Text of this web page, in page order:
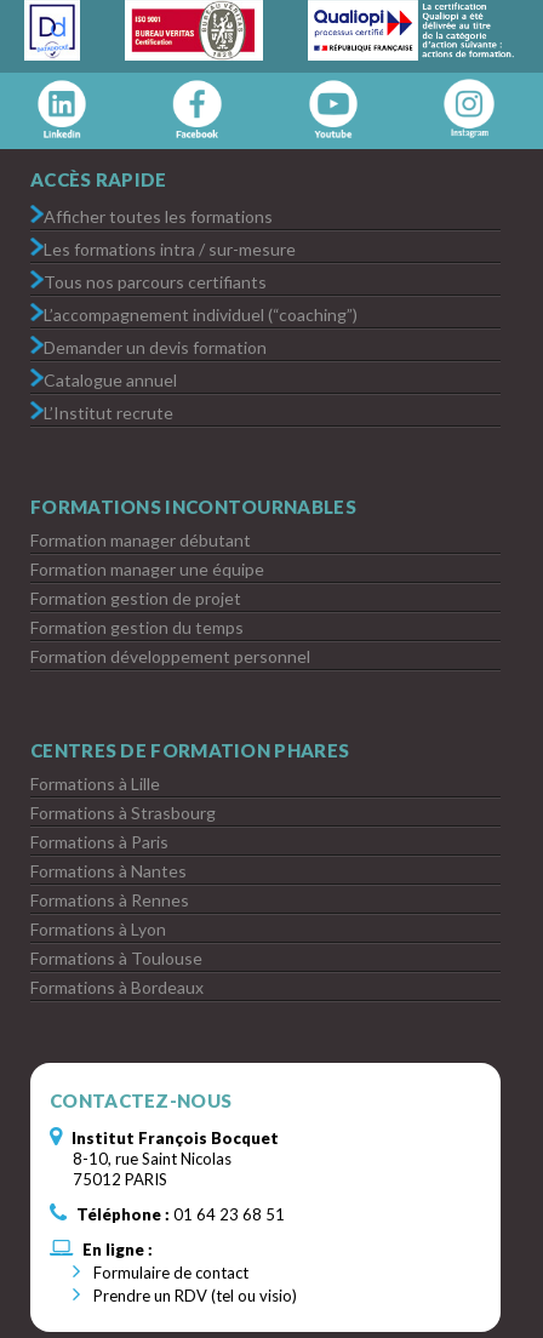
ACCÈS RAPIDE
Afficher toutes les formations
Les formations intra / sur-mesure
Tous nos parcours certifiants
L’accompagnement individuel (“coaching”)
Demander un devis formation
Catalogue annuel
L’Institut recrute
FORMATIONS INCONTOURNABLES
Formation manager débutant
Formation manager une équipe
Formation gestion de projet
Formation gestion du temps
Formation développement personnel
CENTRES DE FORMATION PHARES
Formations à Lille
Formations à Strasbourg
Formations à Paris
Formations à Nantes
Formations à Rennes
Formations à Lyon
Formations à Toulouse
Formations à Bordeaux
CONTACTEZ-NOUS
Institut François Bocquet
8-10, rue Saint Nicolas
75012 PARIS
Téléphone : 01 64 23 68 51
En ligne :
Formulaire de contact
Prendre un RDV (tel ou visio)